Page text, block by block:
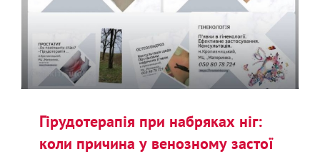
Гірудотерапія при набряках ніг:
коли причина у венозному застої